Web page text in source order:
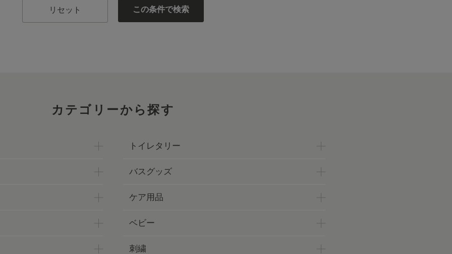
この条件で検索
リセット
カテゴリーから探す
トイレタリー
バスグッズ
ケア用品
ベビー
刺繍